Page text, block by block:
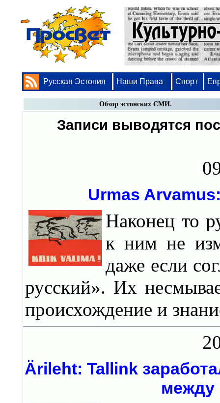
Русская Эстония Наши Права Спорт
Обзор эстонских СМИ.
Записи выводятся
Urmas
Наконец то
к ним не
даже если
русский». Их
происхождение и
Ärileht: Tallink
между